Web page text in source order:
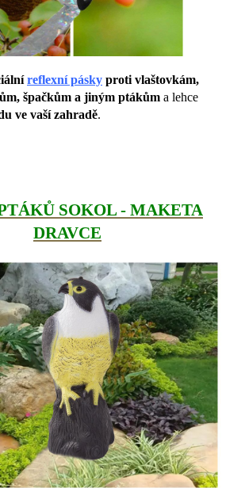
reflexní pásky proti vlaštovkám,
špačkům a jiným ptákům a lehce
ve vaší zahradě.
SOKOL - MAKETA
DRAVCE